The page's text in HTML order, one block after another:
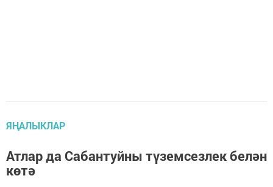
ЯҢАЛЫКЛАР
Атлар да Сабантуйны түземсезлек белән
көтә